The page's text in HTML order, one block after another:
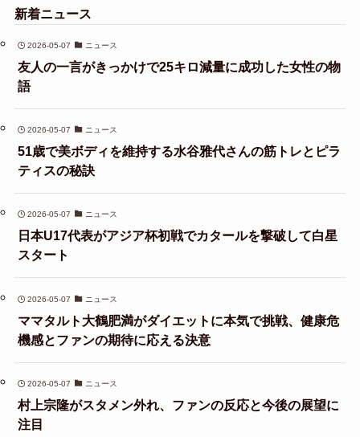
新着ニュース
2026-05-07 ニュース
友人の一言がきっかけで25キロ減量に成功した女性の物
語
2026-05-07 ニュース
51歳で美ボディを維持する水谷雅代さんの筋トレとピラ
ティスの秘訣
2026-05-07 ニュース
日本U17代表がアジア杯初戦でカタールを撃破して白星
スタート
2026-05-07 ニュース
ママタルト大鶴肥満がダイエットに本気で挑戦、健康危
機感とファンの期待に応える決意
2026-05-07 ニュース
村上宗隆がスタメン外れ、ファンの反応と今後の展望に
注目